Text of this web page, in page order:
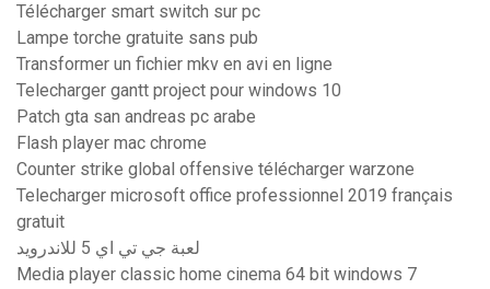
Télécharger smart switch sur pc
Lampe torche gratuite sans pub
Transformer un fichier mkv en avi en ligne
Telecharger gantt project pour windows 10
Patch gta san andreas pc arabe
Flash player mac chrome
Counter strike global offensive télécharger warzone
Telecharger microsoft office professionnel 2019 français
gratuit
لعبة جي تي اي 5 للاندرويد
Media player classic home cinema 64 bit windows 7